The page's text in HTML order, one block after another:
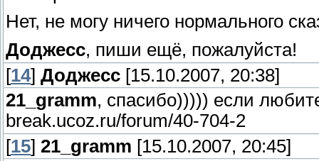
Нет, не могу ничего нормального
Доджесс, пиши ещё, пожалуйста!
[14] Доджесс [15.10.2007, 20:38]
21_gramm, спасибо))))) если
break.ucoz.ru/forum/40-704-2
[15] 21_gramm [15.10.2007, 20:45]